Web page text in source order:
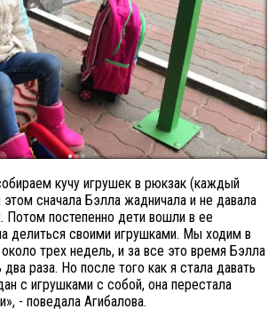
кучу игрушек в рюкзак (каждый
сначала Бэлла жадничала и не давала
Потом постепенно дети вошли в ее
делиться своими игрушками. Мы ходим в
трех недель, и за все это время Бэлла
раза. Но после того как я стала давать
с игрушками с собой, она перестала
- поведала Агибалова.